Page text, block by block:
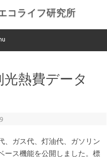
コライフ研究所
熱費データ
、ガス代、灯油代、ガソリン
ース機能を公開しました。標